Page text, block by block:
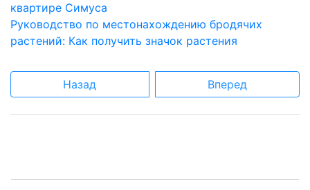
квартире Симуса
Руководство по местонахождению бродячих
растений: Как получить значок растения
Назад Вперед